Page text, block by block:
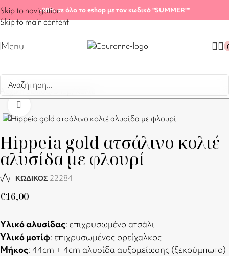
Skip to navigation
Skip to main content
-20%σε όλο το eshop με τον κωδικό "SUMMER""
Menu
Αρχική σελίδα
Hippeia gold ατσάλινο κολιέ
αλυσίδα με φλουρί
ΚΩΔΙΚΟΣ 22284
€16,00
Υλικό αλυσίδας: επιχρυσωμένο ατσάλι
Υλικό μοτίφ: επιχρυσωμένος ορείχαλκος
Μήκος: 44cm + 4cm αλυσίδα αυξομείωσης (ξεκούμπωτο)